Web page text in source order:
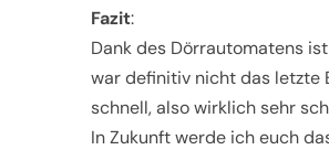
Fazit:
Dank des Dörrautomatens
war definitiv nicht das letzte
schnell, also wirklich sehr
In Zukunft werde ich euch